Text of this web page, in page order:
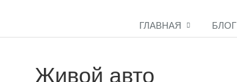
ГЛАВНАЯ БЛОГ
Живой авто